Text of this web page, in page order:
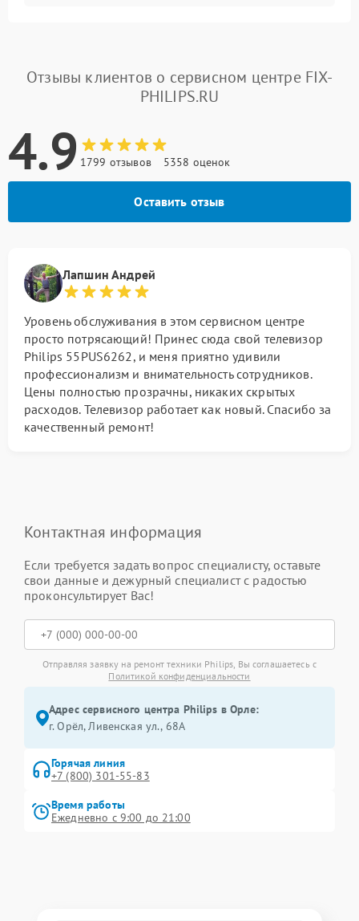
Отзывы клиентов о сервисном центре FIX-
PHILIPS.RU
4.9 1799 отзывов 5358 оценок
Оставить отзыв
Лапшин Андрей
Уровень обслуживания в этом сервисном центре
просто потрясающий! Принес сюда свой телевизор
Philips 55PUS6262, и меня приятно удивили
профессионализм и внимательность сотрудников.
Цены полностью прозрачны, никаких скрытых
расходов. Телевизор работает как новый. Спасибо за
качественный ремонт!
Контактная информация
Если требуется задать вопрос специалисту, оставьте
свои данные и дежурный специалист с радостью
проконсультирует Вас!
Отправляя заявку на ремонт техники Philips, Вы соглашаетесь с
Политикой конфиденциальности
Адрес сервисного центра Philips в Орле:
г. Орёл, Ливенская ул., 68А
Горячая линия
+7 (800) 301-55-83
Время работы
Ежедневно с 9:00 до 21:00